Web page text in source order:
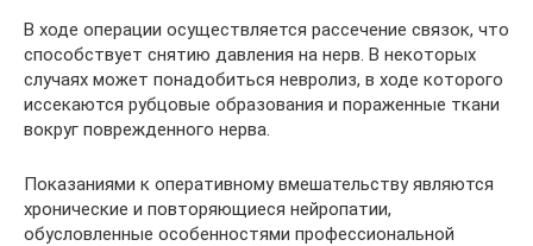
В ходе операции осуществляется рассечение связок, что
способствует снятию давления на нерв. В некоторых
случаях может понадобиться невролиз, в ходе которого
иссекаются рубцовые образования и пораженные ткани
вокруг поврежденного нерва.
Показаниями к оперативному вмешательству являются
хронические и повторяющиеся нейропатии,
обусловленные особенностями профессиональной